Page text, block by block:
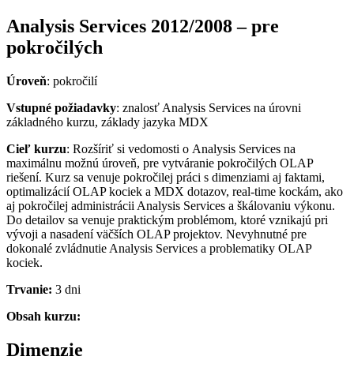
Analysis Services 2012/2008 – pre
pokročilých
Úroveň: pokročilí
Vstupné požiadavky: znalosť Analysis Services na úrovni
základného kurzu, základy jazyka MDX
Cieľ kurzu: Rozšíriť si vedomosti o Analysis Services na
maximálnu možnú úroveň, pre vytváranie pokročilých OLAP
riešení. Kurz sa venuje pokročilej práci s dimenziami aj faktami,
optimalizácií OLAP kociek a MDX dotazov, real-time kockám, ako
aj pokročilej administrácii Analysis Services a škálovaniu výkonu.
Do detailov sa venuje praktickým problémom, ktoré vznikajú pri
vývoji a nasadení väčších OLAP projektov. Nevyhnutné pre
dokonalé zvládnutie Analysis Services a problematiky OLAP
kociek.
Trvanie: 3 dni
Obsah kurzu:
Dimenzie